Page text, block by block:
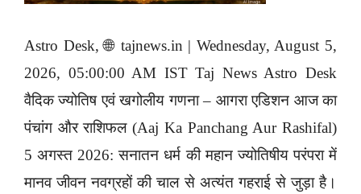
Astro Desk, 🌐 tajnews.in | Wednesday, August 5,
2026, 05:00:00 AM IST Taj News Astro Desk
वैदिक ज्योतिष एवं खगोलीय गणना – आगरा एडिशन आज का
पंचांग और राशिफल (Aaj Ka Panchang Aur Rashifal)
5 अगस्त 2026: सनातन धर्म की महान ज्योतिषीय परंपरा में
मानव जीवन नवग्रहों की चाल से अत्यंत गहराई से जुड़ा है।